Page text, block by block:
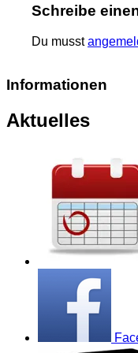
Schreibe
Du musst
Informationen
Aktuelles